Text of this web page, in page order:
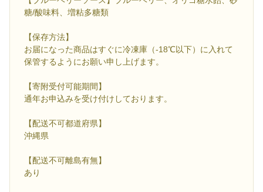
糖/酸味料、増粘多糖類
【保存方法】
お届になった商品はすぐに冷凍庫（-18℃以下）に入れて
保管するようにお願い申し上げます。
【寄附受付可能期間】
通年お申込みを受け付けしております。
【配送不可都道府県】
沖縄県
【配送不可離島有無】
あり